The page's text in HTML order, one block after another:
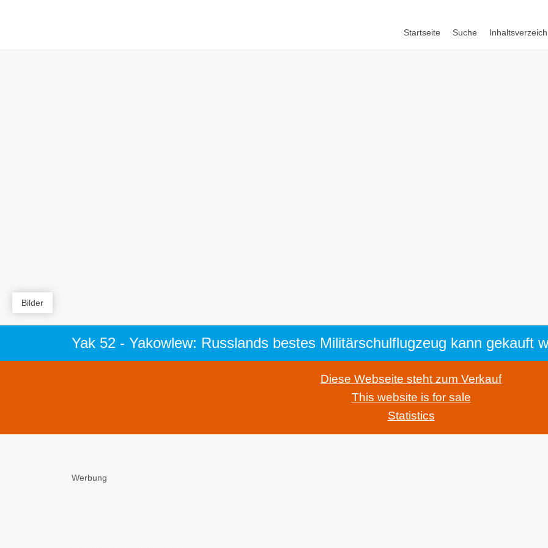
Startseite Suche
Bilder
Yak 52 - Yakowlew: Russlands bestes Militärschulflugzeug kann gekauft
Diese Webseite steht zum Verkauf
This website is for sale
Statistics
Werbung